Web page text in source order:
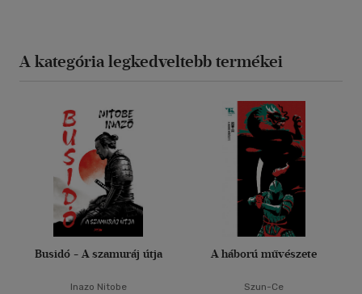
A kategória legkedveltebb termékei
Busidó - A szamuráj útja
Inazo Nitobe
A háború művészete
Szun-Ce